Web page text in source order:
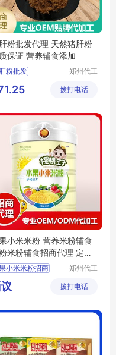
粉批发代理 天然猪肝粉
保证 营养辅食添加
粉批发
添加粉
辅食粉价格
郑州代工
技有限公
拨打电话
小米米粉 营养米粉辅食
米粉辅食招商代理 定制
小米米粉招商
果小米米粉批发
辅食代理
米粉定制
郑州代工
技有限公
拨打电话